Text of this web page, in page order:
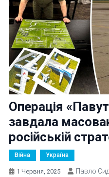
Операція
завдала
російській
Війна Україна
1 Червня, 2025 Павло